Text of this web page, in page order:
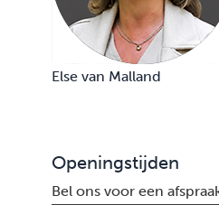
Else van Malland
Openingstijden
Bel ons voor een